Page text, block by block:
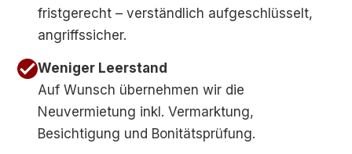
fristgerecht – verständlich aufgeschlüsselt,
angriffssicher.
Weniger Leerstand
Auf Wunsch übernehmen wir die
Neuvermietung inkl. Vermarktung,
Besichtigung und Bonitätsprüfung.